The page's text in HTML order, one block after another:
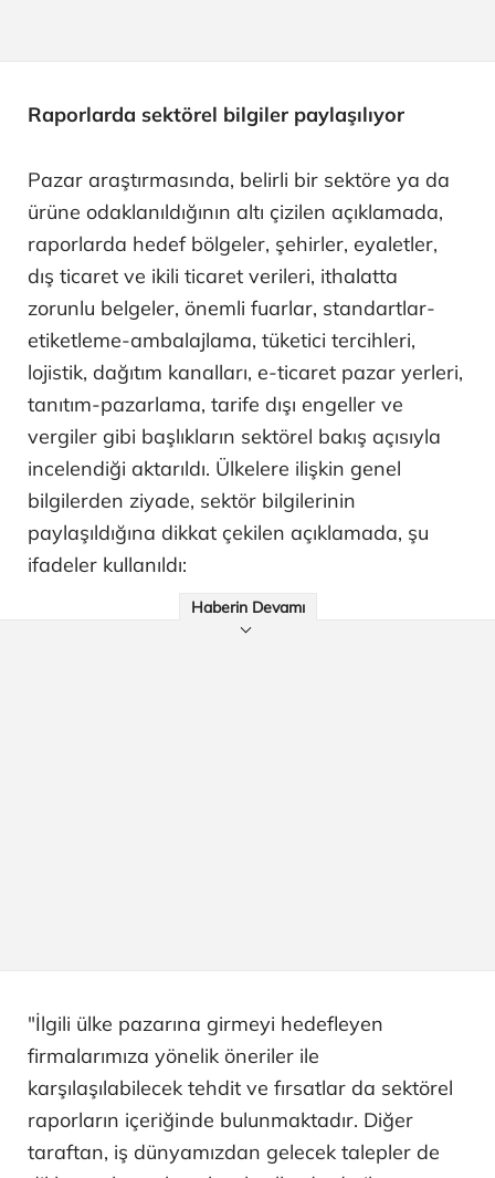
Raporlarda sektörel bilgiler paylaşılıyor
Pazar araştırmasında, belirli bir sektöre ya da
ürüne odaklanıldığının altı çizilen açıklamada,
raporlarda hedef bölgeler, şehirler, eyaletler,
dış ticaret ve ikili ticaret verileri, ithalatta
zorunlu belgeler, önemli fuarlar, standartlar-
etiketleme-ambalajlama, tüketici tercihleri,
lojistik, dağıtım kanalları, e-ticaret pazar yerleri,
tanıtım-pazarlama, tarife dışı engeller ve
vergiler gibi başlıkların sektörel bakış açısıyla
incelendiği aktarıldı. Ülkelere ilişkin genel
bilgilerden ziyade, sektör bilgilerinin
paylaşıldığına dikkat çekilen açıklamada, şu
ifadeler kullanıldı:
Haberin Devamı
"İlgili ülke pazarına girmeyi hedefleyen
firmalarımıza yönelik öneriler ile
karşılaşılabilecek tehdit ve fırsatlar da sektörel
raporların içeriğinde bulunmaktadır. Diğer
taraftan, iş dünyamızdan gelecek talepler de